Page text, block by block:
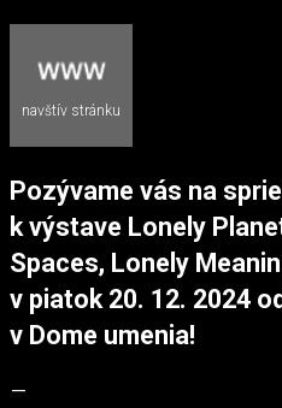
navštív stránku
Pozývame vás na
k výstave Lonely
Spaces, Lonely
v piatok 20. 12. 2024
v Dome umenia!
–